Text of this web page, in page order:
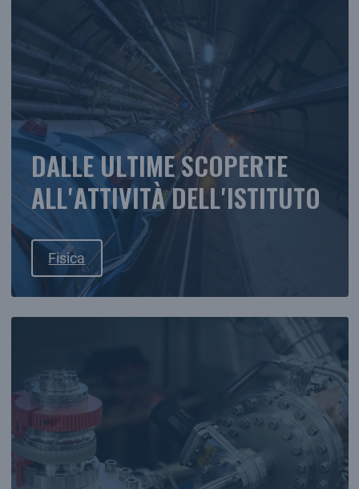
DALLE ULTIME SCOPERTE
ALL'ATTIVITÀ DELL'ISTITUTO
Fisica